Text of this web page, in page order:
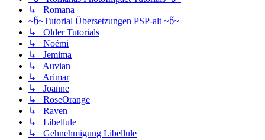
↳ Romana
~წ~Tutorial Übersetzungen PSP-alt ~წ~
↳ Older Tutorials
↳ Noémi
↳ Jemima
↳ Auvian
↳ Arimar
↳ Joanne
↳ RoseOrange
↳ Raven
↳ Libellule
↳ Gehnehmigung Libellule